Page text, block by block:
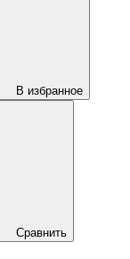
В избранное
Сравнить